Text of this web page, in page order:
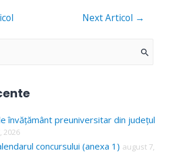
Next Articol →
învățământ preuniversitar din județul
2026
concursului (anexa 1) august 7,